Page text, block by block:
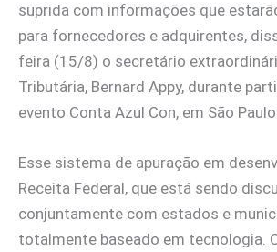
suprida com informações que
para fornecedores e adquirentes,
feira (15/8) o secretário
Tributária, Bernard Appy, durante
evento Conta Azul Con, em São
Esse sistema de apuração em
Receita Federal, que está sendo
conjuntamente com estados e
totalmente baseado em tecnologia.